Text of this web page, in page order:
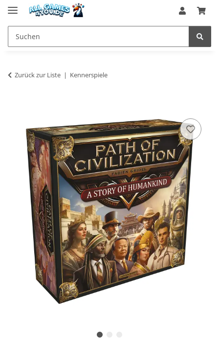
Zurück zur Liste Kennerspiele